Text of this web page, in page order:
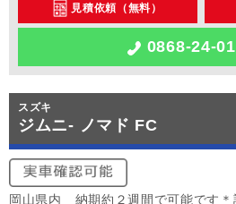
見積依頼（無料）
0868-24-
スズキ
ジムニ- ノマド FC
岡山県内 納期約２週間で可能です＊